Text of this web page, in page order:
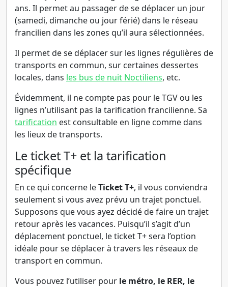
ans. Il permet au passager de se déplacer un jour
(samedi, dimanche ou jour férié) dans le réseau
francilien dans les zones qu’il aura sélectionnées.
Il permet de se déplacer sur les lignes régulières de
transports en commun, sur certaines dessertes
locales, dans les bus de nuit Noctiliens, etc.
Évidemment, il ne compte pas pour le TGV ou les
lignes n’utilisant pas la tarification francilienne. Sa
tarification est consultable en ligne comme dans
les lieux de transports.
Le ticket T+ et la tarification
spécifique
En ce qui concerne leTicket T+, il vous conviendra
seulement si vous avez prévu un trajet ponctuel.
Supposons que vous ayez décidé de faire un trajet
retour après les vacances. Puisqu’il s’agit d’un
déplacement ponctuel, le ticket T+ sera l’option
idéale pour se déplacer à travers les réseaux de
transport en commun.
Vous pouvez l’utiliser pour le métro, le RER, le